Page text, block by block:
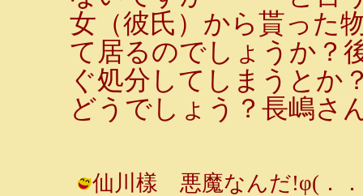
女（彼氏）から貰った
て居るのでしょうか？
ぐ処分してしまうとか
どうでしょう？長嶋さ
仙川樣 悪魔なんだ!φ(．